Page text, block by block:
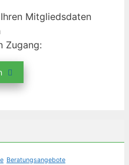
Mitgliedsdaten
Zugang:
Beratungsangebote